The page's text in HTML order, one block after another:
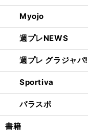
Myojo
週プレNEWS
週プレ グラジャパ!
Sportiva
パラスポ
書籍